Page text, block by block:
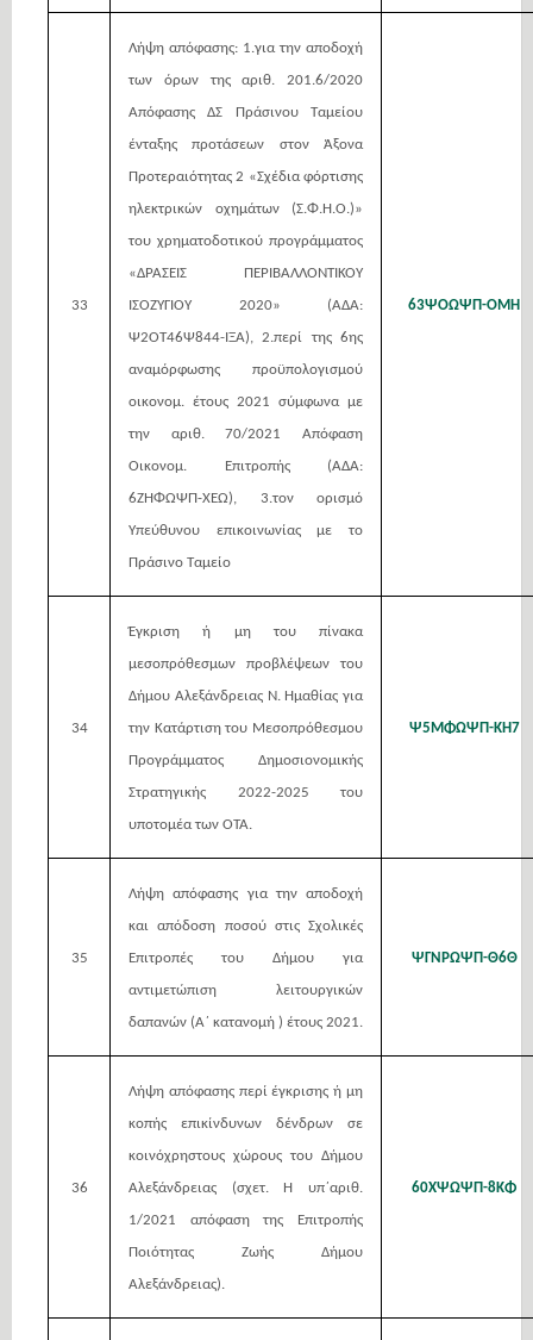
33
Λήψη απόφασης: 1.για την αποδοχή
των όρων της αριθ. 201.6/2020
Απόφασης ΔΣ Πράσινου Ταμείου
ένταξης προτάσεων στον Άξονα
Προτεραιότητας 2 «Σχέδια φόρτισης
ηλεκτρικών οχημάτων (Σ.Φ.Η.Ο.)»
του χρηματοδοτικού προγράμματος
«ΔΡΑΣΕΙΣ ΠΕΡΙΒΑΛΛΟΝΤΙΚΟΥ
ΙΣΟΖΥΓΙΟΥ 2020» (ΑΔΑ:
Ψ2ΟΤ46Ψ844-ΙΞΑ), 2.περί της 6ης
αναμόρφωσης προϋπολογισμού
οικονομ. έτους 2021 σύμφωνα με
την αριθ. 70/2021 Απόφαση
Οικονομ. Επιτροπής (ΑΔΑ:
6ΖΗΦΩΨΠ-ΧΕΩ), 3.τον ορισμό
Υπεύθυνου επικοινωνίας με το
Πράσινο Ταμείο
63ΨΟΩΨΠ-ΟΜΗ
34
Έγκριση ή μη του πίνακα
μεσοπρόθεσμων προβλέψεων του
Δήμου Αλεξάνδρειας Ν. Ημαθίας για
την Κατάρτιση του Μεσοπρόθεσμου
Προγράμματος Δημοσιονομικής
Στρατηγικής 2022-2025 του
υποτομέα των ΟΤΑ.
Ψ5ΜΦΩΨΠ-ΚΗ7
35
Λήψη απόφασης για την αποδοχή
και απόδοση ποσού στις Σχολικές
Επιτροπές του Δήμου για
αντιμετώπιση λειτουργικών
δαπανών (Α΄ κατανομή ) έτους 2021.
ΨΓΝΡΩΨΠ-Θ6Θ
36
Λήψη απόφασης περί έγκρισης ή μη
κοπής επικίνδυνων δένδρων σε
κοινόχρηστους χώρους του Δήμου
Αλεξάνδρειας (σχετ. Η υπ΄αριθ.
1/2021 απόφαση της Επιτροπής
Ποιότητας Ζωής Δήμου
Αλεξάνδρειας).
60ΧΨΩΨΠ-8ΚΦ